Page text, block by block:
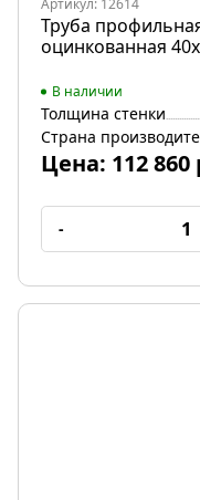
Труба
оцинкованная
В наличии
Толщина стенки
Страна
Цена: 112 860
-